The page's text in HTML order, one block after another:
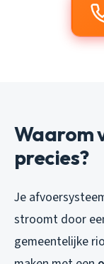
Waarom
precies?
Je
stroomt door
gemeentelijke